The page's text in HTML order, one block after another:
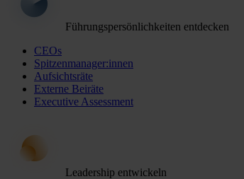
Führungspersönlichkeiten entdecken
CEOs
Spitzenmanager:innen
Aufsichtsräte
Externe Beiräte
Executive Assessment
Leadership entwickeln